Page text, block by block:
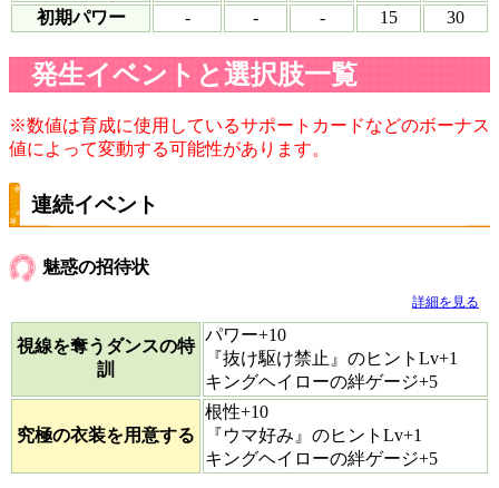
初期パワー
- - - 15 30
発生イベントと選択肢一覧
※数値は育成に使用しているサポートカードなどのボーナス
値によって変動する可能性があります。
連続イベント
魅惑の招待状
詳細を見る
視線を奪うダンスの特
訓
パワー+10
『抜け駆け禁止』のヒントLv+1
キングヘイローの絆ゲージ+5
究極の衣装を用意する
根性+10
『ウマ好み』のヒントLv+1
キングヘイローの絆ゲージ+5